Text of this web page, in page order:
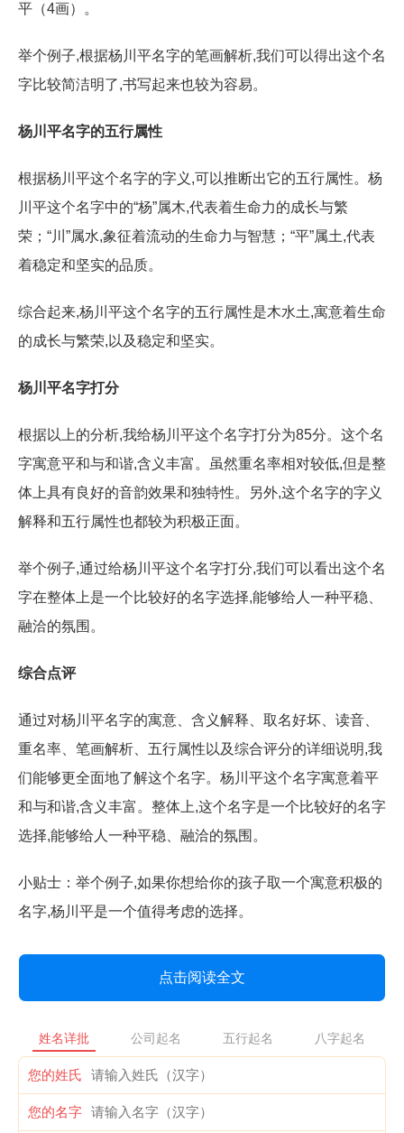
平（4画）。
举个例子,根据杨川平名字的笔画解析,我们可以得出这个名
字比较简洁明了,书写起来也较为容易。
杨川平名字的五行属性
根据杨川平这个名字的字义,可以推断出它的五行属性。杨
川平这个名字中的“杨”属木,代表着生命力的成长与繁
荣；“川”属水,象征着流动的生命力与智慧；“平”属土,代表
着稳定和坚实的品质。
综合起来,杨川平这个名字的五行属性是木水土,寓意着生命
的成长与繁荣,以及稳定和坚实。
杨川平名字打分
根据以上的分析,我给杨川平这个名字打分为85分。这个名
字寓意平和与和谐,含义丰富。虽然重名率相对较低,但是整
体上具有良好的音韵效果和独特性。另外,这个名字的字义
解释和五行属性也都较为积极正面。
举个例子,通过给杨川平这个名字打分,我们可以看出这个名
字在整体上是一个比较好的名字选择,能够给人一种平稳、
融洽的氛围。
综合点评
通过对杨川平名字的寓意、含义解释、取名好坏、读音、
重名率、笔画解析、五行属性以及综合评分的详细说明,我
们能够更全面地了解这个名字。杨川平这个名字寓意着平
和与和谐,含义丰富。整体上,这个名字是一个比较好的名字
选择,能够给人一种平稳、融洽的氛围。
小贴士：举个例子,如果你想给你的孩子取一个寓意积极的
名字,杨川平是一个值得考虑的选择。
点击阅读全文
姓名详批 公司起名 五行起名 八字起名
您的姓氏
您的名字